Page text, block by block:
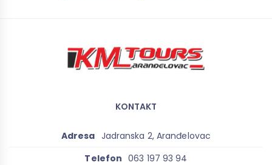
KONTAKT
Adresa Jadranska 2, Aranđelovac
Telefon 063 197 93 94